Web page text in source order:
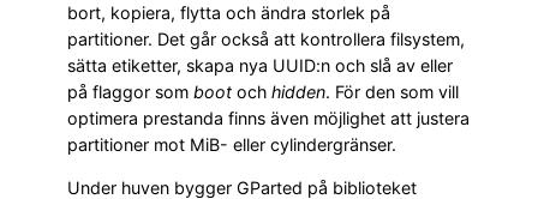
bort, kopiera, flytta och ändra storlek på
partitioner. Det går också att kontrollera filsystem,
sätta etiketter, skapa nya UUID:n och slå av eller
på flaggor som boot och hidden. För den som vill
optimera prestanda finns även möjlighet att justera
partitioner mot MiB- eller cylindergränser.
Under huven bygger GParted på biblioteket